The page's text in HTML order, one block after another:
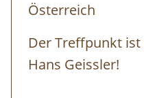
Österreich
Der Treffpunkt
Hans Geissler!